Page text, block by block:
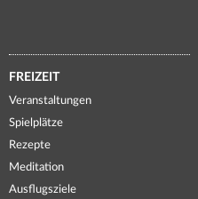
FREIZEIT
Veranstaltungen
Spielplätze
Rezepte
Meditation
Ausflugsziele